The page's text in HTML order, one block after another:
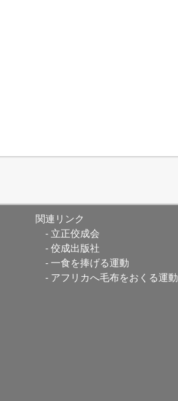
関連リンク
立正佼成会
佼成出版社
一食を捧げる運動
アフリカへ毛布をおくる運動